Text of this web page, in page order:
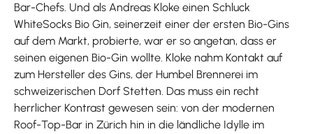
Bar-Chefs. Und als Andreas Kloke einen Schluck
WhiteSocks Bio Gin, seinerzeit einer der ersten Bio-Gins
auf dem Markt, probierte, war er so angetan, dass er
seinen eigenen Bio-Gin wollte. Kloke nahm Kontakt auf
zum Hersteller des Gins, der Humbel Brennerei im
schweizerischen Dorf Stetten. Das muss ein recht
herrlicher Kontrast gewesen sein: von der modernen
Roof-Top-Bar in Zürich hin in die ländliche Idylle im